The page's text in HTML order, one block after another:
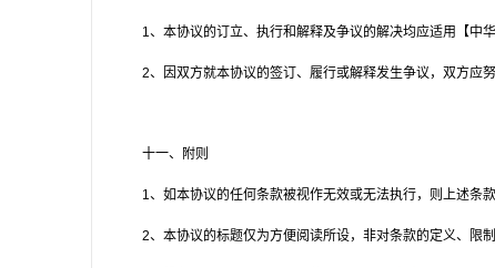
1、本协议的订立、执行和解释及争议的解决均应适用【中
2、因双方就本协议的签订、履行或解释发生争议，双方应
十一、附则
1、如本协议的任何条款被视作无效或无法执行，则上述条
2、本协议的标题仅为方便阅读所设，非对条款的定义、限